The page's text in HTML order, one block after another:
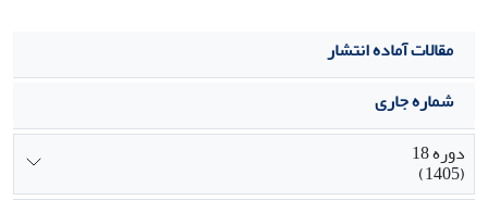
مقالات آماده انتشار
شماره جاری
دوره 18
(1405)